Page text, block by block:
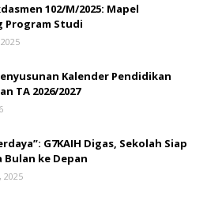
102/M/2025: Mapel
Program Studi
Kalender Pendidikan
TA 2026/2027
G7KAIH Digas, Sekolah Siap
Bulan ke Depan
2025